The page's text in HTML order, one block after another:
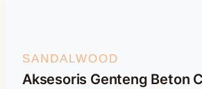
SANDALWOOD
Aksesoris Genteng Beton